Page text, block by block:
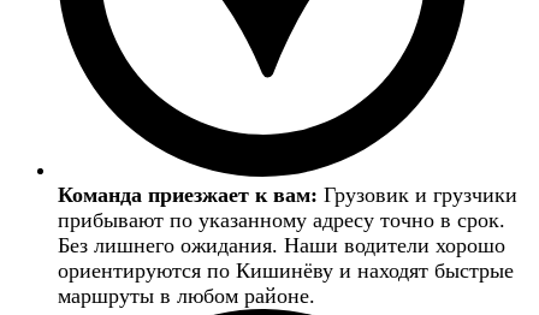
Команда приезжает к вам: Грузовик и грузчики
прибывают по указанному адресу точно в срок.
Без лишнего ожидания. Наши водители хорошо
ориентируются по Кишинёву и находят быстрые
маршруты в любом районе.